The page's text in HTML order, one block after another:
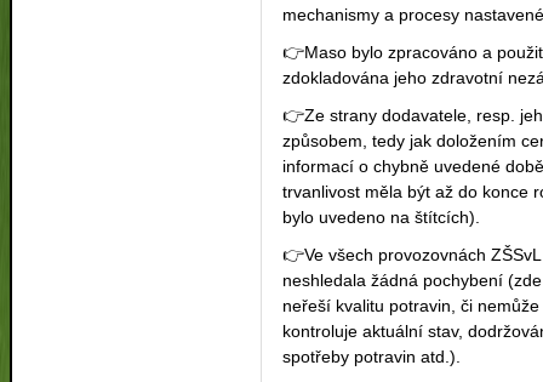
mechanismy a procesy
👉Maso bylo zpracováno a
zdokladována jeho zdravotní
👉Ze strany dodavatele, resp.
způsobem, tedy jak doložením
informací o chybně uvedené
trvanlivost měla být až do konce
bylo uvedeno na štítcích).
👉Ve všech provozovnách
neshledala žádná pochybení
neřeší kvalitu potravin, či
kontroluje aktuální stav,
spotřeby potravin atd.).